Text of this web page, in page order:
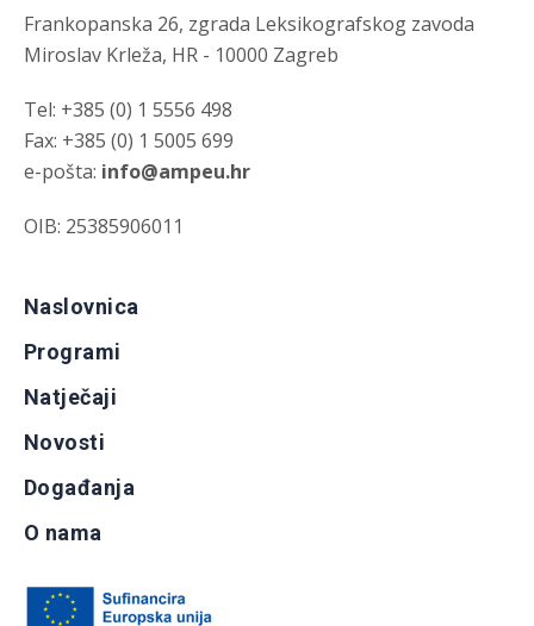
Frankopanska 26, zgrada Leksikografskog zavoda
Miroslav Krleža, HR - 10000 Zagreb
Tel: +385 (0) 1 5556 498
Fax: +385 (0) 1 5005 699
e-pošta: info@ampeu.hr
OIB: 25385906011
Naslovnica
Programi
Natječaji
Novosti
Događanja
O nama